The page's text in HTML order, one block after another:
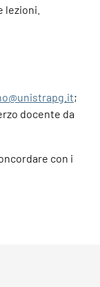
lezioni.
;
docente da
con i